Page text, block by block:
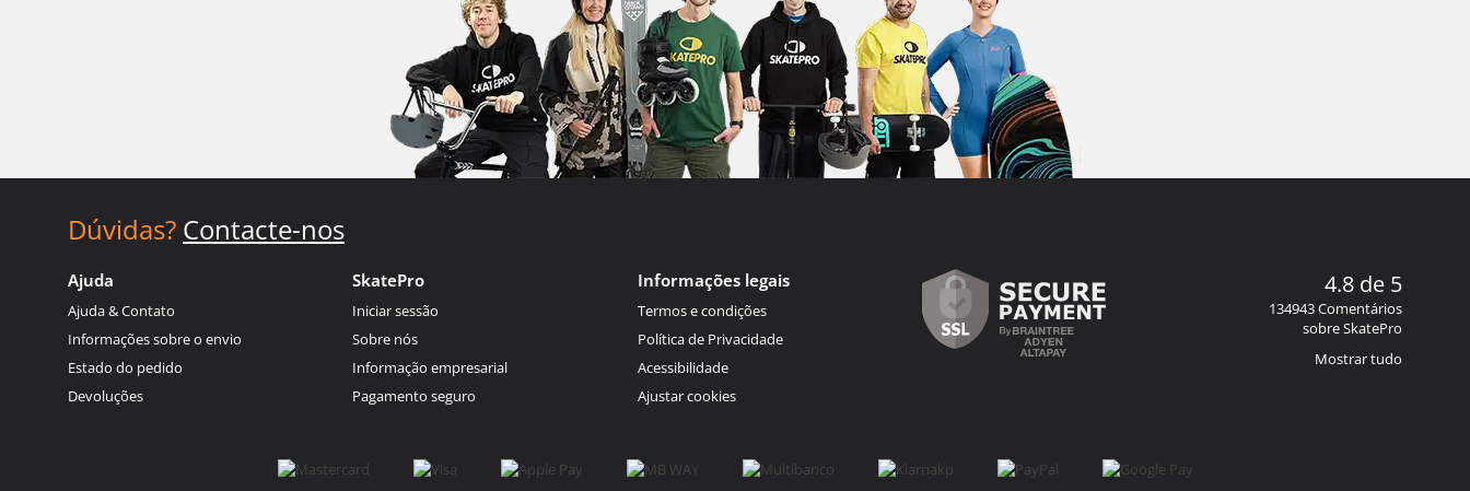
Dúvidas? Contacte-nos
Ajuda
Ajuda & Contato
Informações sobre o envio
Estado do pedido
Devoluções
SkatePro
Iniciar sessão
Sobre nós
Informação empresarial
Pagamento seguro
Informações legais
Termos e condições
Política de Privacidade
Acessibilidade
Ajustar cookies
4.8 de 5
134943 Comentários
sobre SkatePro
Mostrar tudo